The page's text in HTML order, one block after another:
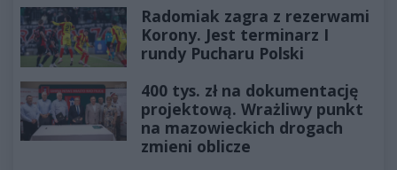
Radomiak zagra z rezerwami
Korony. Jest terminarz I
rundy Pucharu Polski
400 tys. zł na dokumentację
projektową. Wrażliwy punkt
na mazowieckich drogach
zmieni oblicze